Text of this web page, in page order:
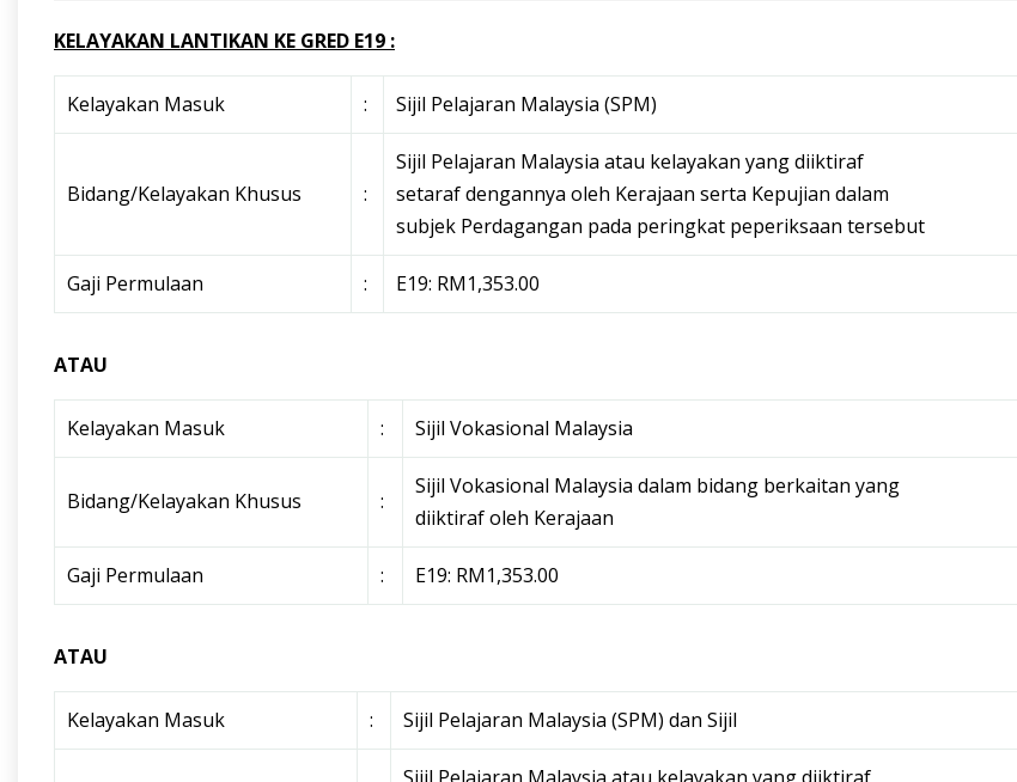
KELAYAKAN LANTIKAN KE GRED E19 :
Kelayakan Masuk : Sijil Pelajaran Malaysia (SPM)
Bidang/Kelayakan Khusus :
Sijil Pelajaran Malaysia atau kelayakan yang diiktiraf
setaraf dengannya oleh Kerajaan serta Kepujian dalam
subjek Perdagangan pada peringkat peperiksaan tersebut
Gaji Permulaan : E19: RM1,353.00
ATAU
Kelayakan Masuk : Sijil Vokasional Malaysia
Bidang/Kelayakan Khusus :
Sijil Vokasional Malaysia dalam bidang berkaitan yang
diiktiraf oleh Kerajaan
Gaji Permulaan : E19: RM1,353.00
ATAU
Kelayakan Masuk : Sijil Pelajaran Malaysia (SPM) dan Sijil
Sijil Pelajaran Malaysia atau kelayakan yang diiktiraf